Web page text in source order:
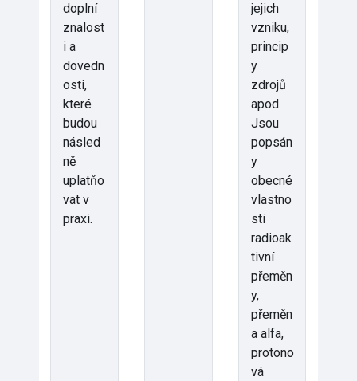
doplní
znalost
i a
dovedn
osti,
které
budou
násled
ně
uplatňo
vat v
praxi.
jejich
vzniku,
princip
y
zdrojů
apod.
Jsou
popsán
y
obecné
vlastno
sti
radioak
tivní
přeměn
y,
přeměn
a alfa,
protono
vá